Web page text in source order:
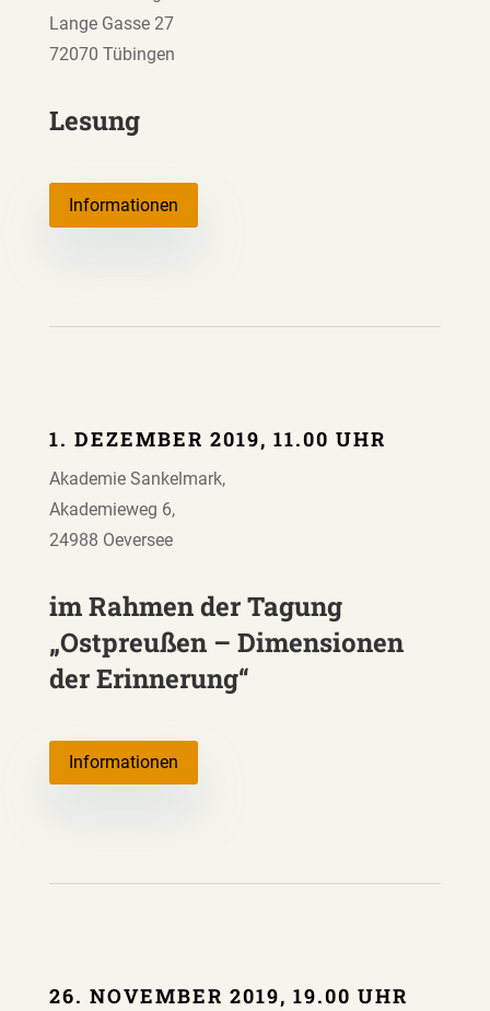
Lange Gasse 27
72070 Tübingen
Lesung
Informationen
1. DEZEMBER 2019, 11.00 UHR
Akademie Sankelmark,
Akademieweg 6,
24988 Oeversee
im Rahmen der Tagung
„Ostpreußen – Dimensionen
der Erinnerung“
Informationen
26. NOVEMBER 2019, 19.00 UHR